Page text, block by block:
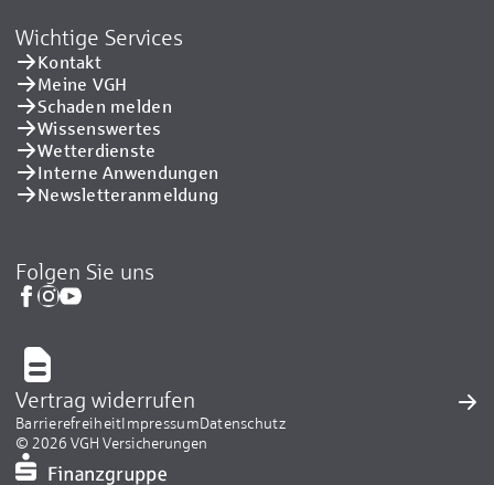
Wichtige Services
Kontakt
Meine VGH
Schaden melden
Wissenswertes
Wetterdienste
Interne Anwendungen
Newsletteranmeldung
Folgen Sie uns
Vertrag widerrufen
BarrierefreiheitImpressumDatenschutz
© 2026 VGH Versicherungen